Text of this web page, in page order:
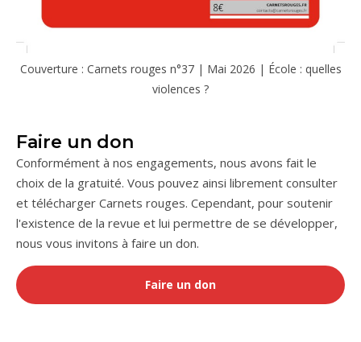
Couverture : Carnets rouges n°37 | Mai 2026 | École : quelles
violences ?
Faire un don
Conformément à nos engagements, nous avons fait le
choix de la gratuité. Vous pouvez ainsi librement consulter
et télécharger Carnets rouges. Cependant, pour soutenir
l'existence de la revue et lui permettre de se développer,
nous vous invitons à faire un don.
Faire un don